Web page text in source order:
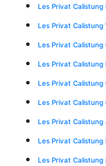
Les Privat Calistung
Les Privat Calistung
Les Privat Calistung
Les Privat Calistung
Les Privat Calistung
Les Privat Calistung
Les Privat Calistung
Les Privat Calistung
Les Privat Calistung